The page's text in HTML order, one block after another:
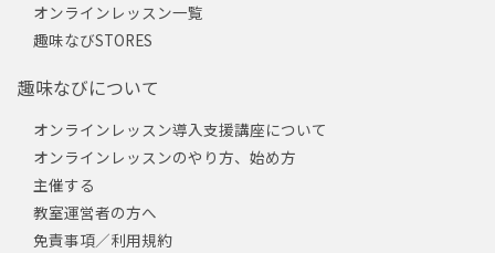
オンラインレッスン一覧
趣味なびSTORES
趣味なびについて
オンラインレッスン導入支援講座について
オンラインレッスンのやり方、始め方
主催する
教室運営者の方へ
免責事項／利用規約